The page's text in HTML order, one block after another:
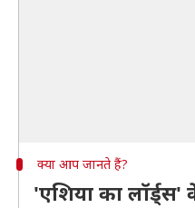
क्या आप जानते हैं?
'एशिया का लॉर्ड्स'